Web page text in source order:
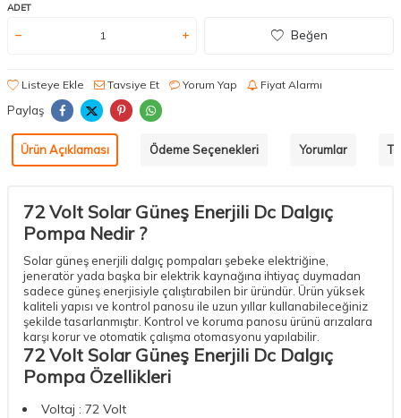
ADET
Beğen
Listeye Ekle Tavsiye Et Yorum Yap Fiyat Alarmı
Paylaş
Ürün Açıklaması Ödeme Seçenekleri Yorumlar
72 Volt Solar Güneş Enerjili Dc Dalgıç
Pompa Nedir ?
Solar güneş enerjili dalgıç pompaları şebeke elektriğine,
jeneratör yada başka bir elektrik kaynağına ihtiyaç duymadan
sadece güneş enerjisiyle çalıştırabilen bir üründür. Ürün yüksek
kaliteli yapısı ve kontrol panosu ile uzun yıllar kullanabileceğiniz
şekilde tasarlanmıştır. Kontrol ve koruma panosu ürünü arızalara
karşı korur ve otomatik çalışma otomasyonu yapılabilir.
72 Volt Solar Güneş Enerjili Dc Dalgıç
Pompa Özellikleri
Voltaj : 72 Volt